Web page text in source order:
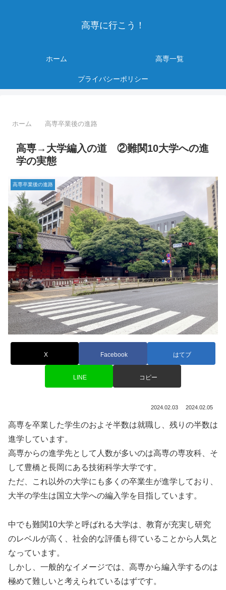
高専に行こう！
ホーム 高専一覧
プライバシーポリシー
ホーム 高専卒業後の進路
高専→大学編入の道 ②難関10大学への進
学の実態
高専卒業後の進路
X Facebook はてブ
LINE コピー
2024.02.03 2024.02.05
高専を卒業した学生のおよそ半数は就職し、残りの半数は
進学しています。
高専からの進学先として人数が多いのは高専の専攻科、そ
して豊橋と長岡にある技術科学大学です。
ただ、これ以外の大学にも多くの卒業生が進学しており、
大半の学生は国立大学への編入学を目指しています。
中でも難関10大学と呼ばれる大学は、教育が充実し研究
のレベルが高く、社会的な評価も得ていることから人気と
なっています。
しかし、一般的なイメージでは、高専から編入学するのは
極めて難しいと考えられているはずです。